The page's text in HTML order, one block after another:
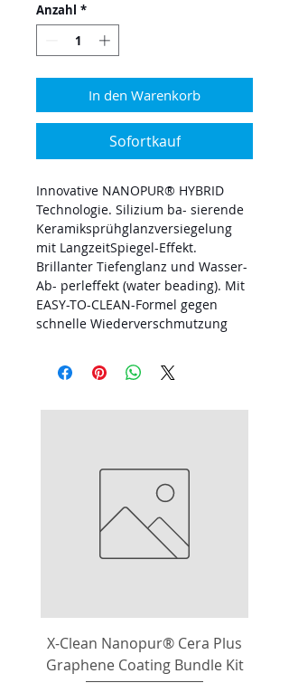
Anzahl *
In den Warenkorb
Sofortkauf
Innovative NANOPUR® HYBRID
Technologie. Silizium ba- sierende
Keramiksprühglanzversiegelung
mit LangzeitSpiegel-Effekt.
Brillanter Tiefenglanz und Wasser-
Ab- perleffekt (water beading). Mit
EASY-TO-CLEAN-Formel gegen
schnelle Wiederverschmutzung
X-Clean Nanopur® Cera Plus
Graphene Coating Bundle Kit